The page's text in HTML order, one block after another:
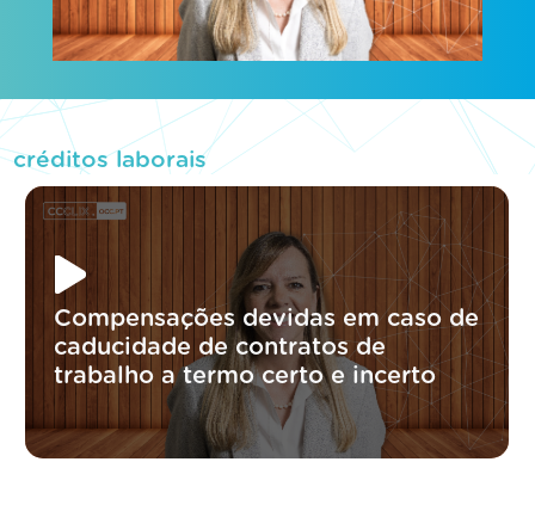
créditos laborais
Compensações devidas em caso de
caducidade de contratos de
trabalho a termo certo e incerto